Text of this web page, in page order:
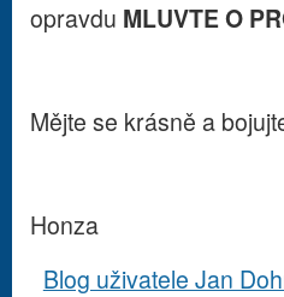
opravdu MLUVTE O
Mějte se krásně a
Honza
Blog uživatele Jan